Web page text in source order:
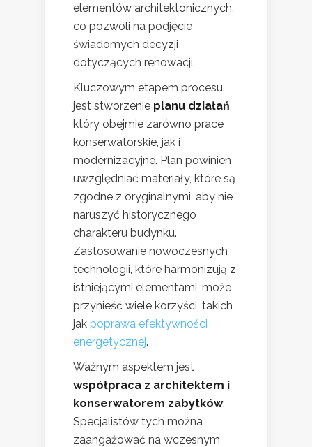
elementów architektonicznych,
co pozwoli na podjęcie
świadomych decyzji
dotyczących renowacji.
Kluczowym etapem procesu
jest stworzenie planu działań
który obejmie zarówno prace
konserwatorskie, jak i
modernizacyjne. Plan powinien
uwzględniać materiały, które są
zgodne z oryginalnymi, aby nie
naruszyć historycznego
charakteru budynku.
Zastosowanie nowoczesnych
technologii, które harmonizują z
istniejącymi elementami, może
przynieść wiele korzyści, takich
jak poprawa efektywności
energetycznej.
Ważnym aspektem jest
współpraca z architektem i
konserwatorem zabytków.
Specjalistów tych można
zaangażować na wczesnym